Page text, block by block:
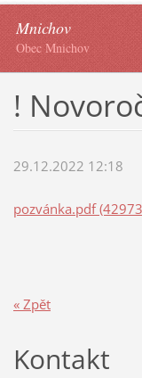
Mnichov
Obec Mnichov
!
29.12.2022 12:18
pozvánka.pdf
« Zpět
Kontakt